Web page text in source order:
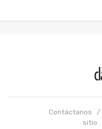
Contáctanos /
sitio